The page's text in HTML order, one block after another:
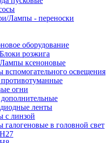
Лампы - переноски
оборудование
Блоки розжига
Лампы ксеноновые
вспомогательного освещения
огни
ленты
с линзой
галогеновые в головной свет
H27